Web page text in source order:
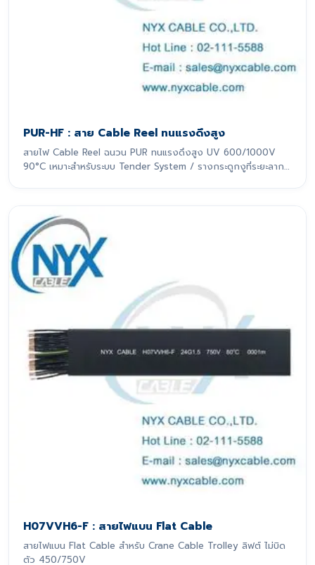
PUR-HF : สาย Cable Reel ทนแรงดึงสูง
สายไฟ Cable Reel ฉนวน PUR ทนแรงดึงสูง UV 600/1000V
90°C เหมาะสำหรับระบบ Tender System / รางกระดูกงูที่ระยะลาก
H07VVH6-F : สายไฟแบน Flat Cable
สายไฟแบน Flat Cable สำหรับ Crane Cable Trolley ลิฟต์ ไม่บิด
ตัว 450/750V